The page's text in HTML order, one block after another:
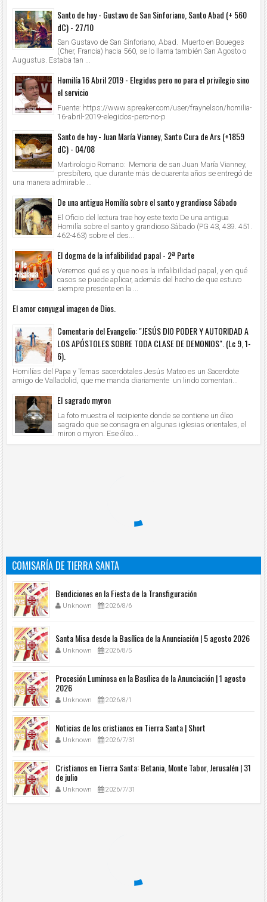
Santo de hoy - Gustavo de San Sinforiano, Santo Abad (+ 560
dC) - 27/10
San Gustavo de San Sinforiano, Abad. Muerto en Boueges
(Cher, Francia) hacia 560, se lo llama también San Agosto o
Augustus. Estaba tan ...
Homilía 16 Abril 2019 - Elegidos pero no para el privilegio sino
el servicio
Fuente: https://www.spreaker.com/user/fraynelson/homilia-
16-abril-2019-elegidos-pero-no-p
Santo de hoy - Juan María Vianney, Santo Cura de Ars (+1859
dC) - 04/08
Martirologio Romano: Memoria de san Juan María Vianney,
presbítero, que durante más de cuarenta años se entregó de
una manera admirable ...
De una antigua Homilía sobre el santo y grandioso Sábado
El Oficio del lectura trae hoy este texto De una antigua
Homilía sobre el santo y grandioso Sábado (PG 43, 439. 451.
462-463) sobre el des...
El dogma de la infalibilidad papal - 2ª Parte
Veremos qué es y que no es la infalibilidad papal, y en qué
casos se puede aplicar, además del hecho de que estuvo
siempre presente en la ...
El amor conyugal imagen de Dios.
Comentario del Evangelio: "JESÚS DIO PODER Y AUTORIDAD A
LOS APÓSTOLES SOBRE TODA CLASE DE DEMONIOS". (Lc 9, 1-
6).
Homilías del Papa y Temas sacerdotales Jesús Mateo es un Sacerdote
amigo de Valladolid, que me manda diariamente un lindo comentari...
El sagrado myron
La foto muestra el recipiente donde se contiene un óleo
sagrado que se consagra en algunas iglesias orientales, el
miron o myron. Ese óleo...
COMISARÍA DE TIERRA SANTA
Bendiciones en la Fiesta de la Transfiguración
Unknown 2026/8/6
Santa Misa desde la Basílica de la Anunciación | 5 agosto 2026
Unknown 2026/8/5
Procesión Luminosa en la Basílica de la Anunciación | 1 agosto
2026
Unknown 2026/8/1
Noticias de los cristianos en Tierra Santa | Short
Unknown 2026/7/31
Cristianos en Tierra Santa: Betania, Monte Tabor, Jerusalén | 31
de julio
Unknown 2026/7/31